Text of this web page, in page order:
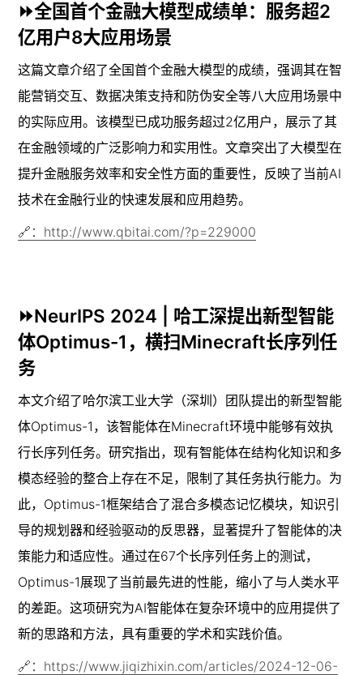
⏩全国首个金融大模型成绩单：服务超2
亿用户8大应用场景
这篇文章介绍了全国首个金融大模型的成绩，强调其在智
能营销交互、数据决策支持和防伪安全等八大应用场景中
的实际应用。该模型已成功服务超过2亿用户，展示了其
在金融领域的广泛影响力和实用性。文章突出了大模型在
提升金融服务效率和安全性方面的重要性，反映了当前AI
技术在金融行业的快速发展和应用趋势。
🔗：http://www.qbitai.com/?p=229000
⏩NeurIPS 2024 | 哈工深提出新型智能
体Optimus-1，横扫Minecraft长序列任
务
本文介绍了哈尔滨工业大学（深圳）团队提出的新型智能
体Optimus-1，该智能体在Minecraft环境中能够有效执
行长序列任务。研究指出，现有智能体在结构化知识和多
模态经验的整合上存在不足，限制了其任务执行能力。为
此，Optimus-1框架结合了混合多模态记忆模块，知识引
导的规划器和经验驱动的反思器，显著提升了智能体的决
策能力和适应性。通过在67个长序列任务上的测试，
Optimus-1展现了当前最先进的性能，缩小了与人类水平
的差距。这项研究为AI智能体在复杂环境中的应用提供了
新的思路和方法，具有重要的学术和实践价值。
🔗：https://www.jiqizhixin.com/articles/2024-12-06-